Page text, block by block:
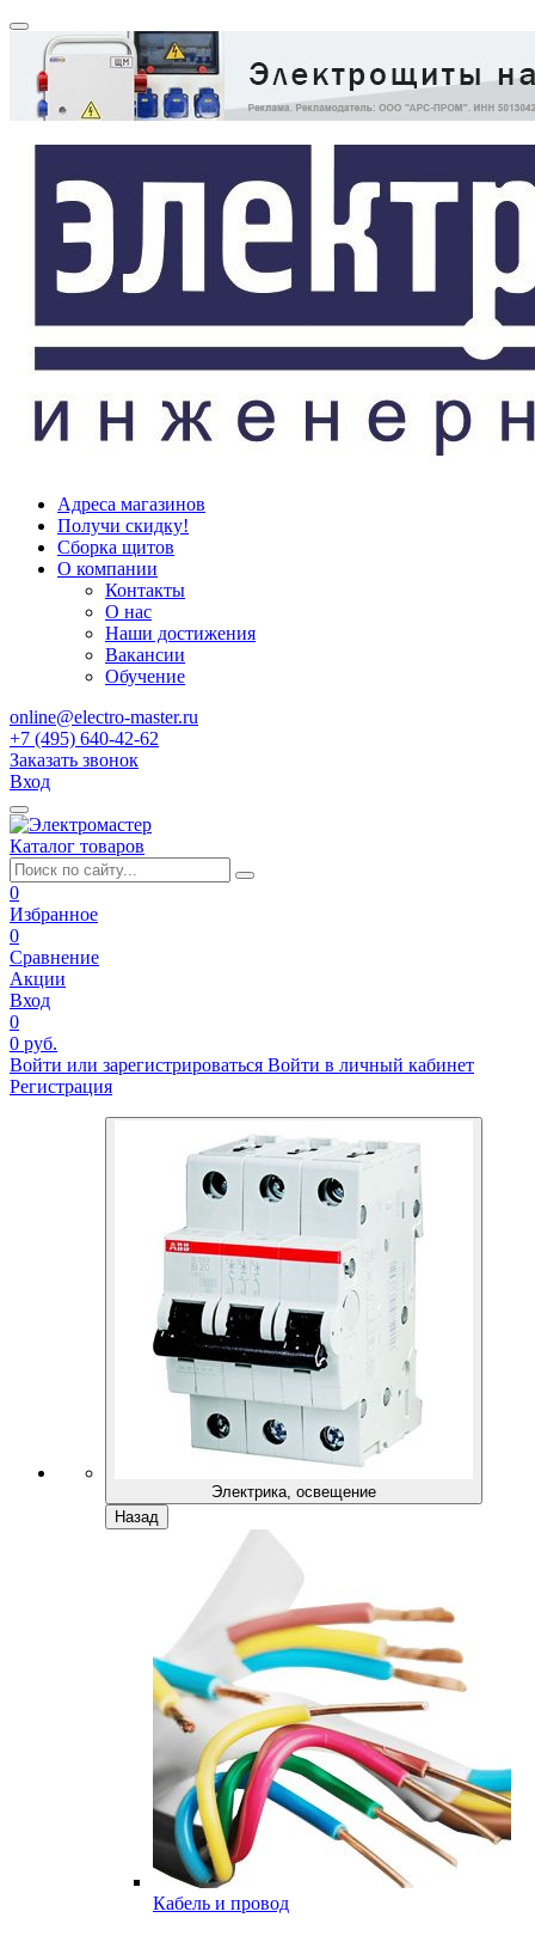
Адреса магазинов
Получи скидку!
Сборка щитов
О компании
Контакты
О нас
Наши достижения
Вакансии
Обучение
online@electro-master.ru
+7 (495) 640-42-62
Заказать звонок
Вход
Каталог товаров
0
Избранное
0
Сравнение
Акции
Вход
0
0 руб.
Войти или зарегистрироваться Войти в личный кабинет
Регистрация
Электрика, освещение
Назад
Кабель и провод